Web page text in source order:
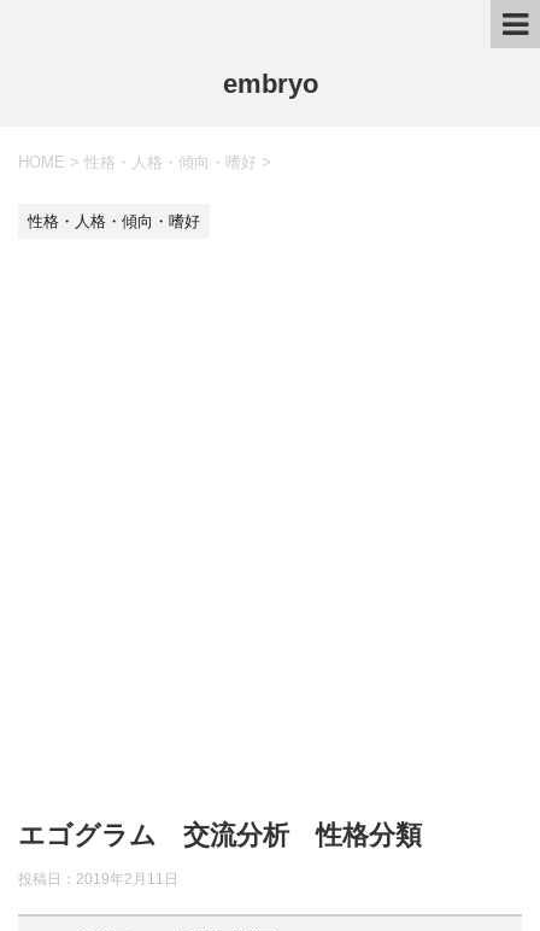
embryo
HOME > 性格・人格・傾向・嗜好 >
性格・人格・傾向・嗜好
エゴグラム 交流分析 性格分類
投稿日： 2019年2月11日